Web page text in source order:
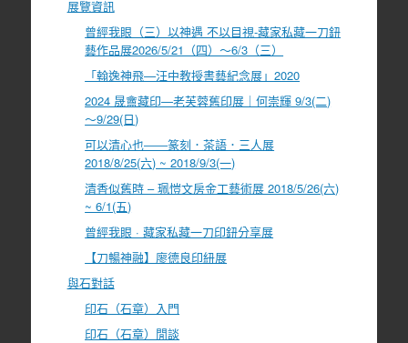
展覽資訊
曾經我眼（三）以神遇 不以目視-藏家私藏一刀鈕
藝作品展2026/5/21（四）～6/3（三）
「翰逸神飛—汪中教授書藝紀念展」2020
2024 晟盦藏印—老芙蓉舊印展｜何崇輝 9/3(二)
～9/29(日)
可以清心也――篆刻．茶語．三人展
2018/8/25(六) ~ 2018/9/3(一)
清香似舊時 – 珮愷文房金工藝術展 2018/5/26(六)
~ 6/1(五)
曾經我眼 · 藏家私藏一刀印鈕分享展
【刀暢神融】廖德良印紐展
與石對話
印石（石章）入門
印石（石章）閒談